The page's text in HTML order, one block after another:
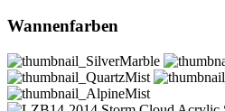
Wannenfarben